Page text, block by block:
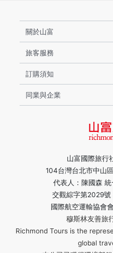
山富國際旅行
104台灣台北市中山
代表人：陳國森
交觀綜字第2029
國際航空運輸協會
穆斯林友善旅
Richmond Tours is the
global
關於山富
旅客服務
訂購須知
同業與企業